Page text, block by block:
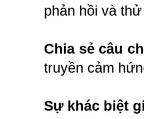
phản hồi và
Chia sẻ câu
truyền cảm
Sự khác biệt